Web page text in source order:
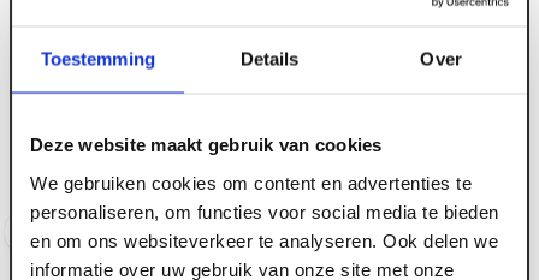
Toestemming Details Over
Deze website maakt gebruik van cookies
We gebruiken cookies om content en advertenties te
personaliseren, om functies voor social media te bieden
en om ons websiteverkeer te analyseren. Ook delen we
informatie over uw gebruik van onze site met onze
ART001102
Betontegel grijs
500 x 48 mm
Voorraad: 50+
Log in voor prijzen
ART001099
150 x 45 mm
Voorraad: 150+
Log in voor prijzen